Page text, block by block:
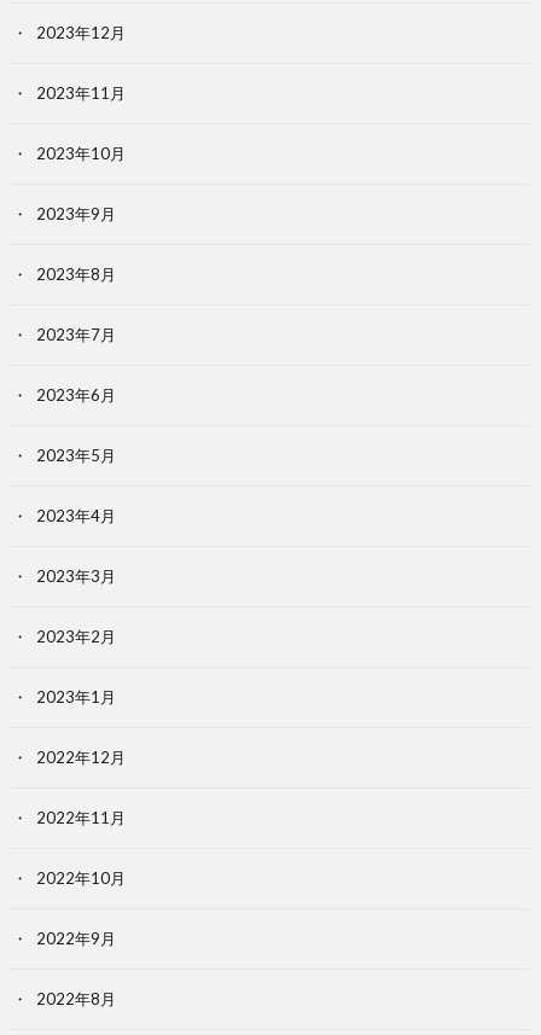
2023年12月
2023年11月
2023年10月
2023年9月
2023年8月
2023年7月
2023年6月
2023年5月
2023年4月
2023年3月
2023年2月
2023年1月
2022年12月
2022年11月
2022年10月
2022年9月
2022年8月